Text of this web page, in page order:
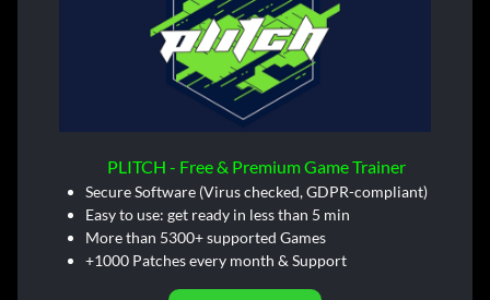
PLITCH - Free & Premium Game Trainer
Secure Software (Virus checked, GDPR-compliant)
Easy to use: get ready in less than 5 min
More than 5300+ supported Games
+1000 Patches every month & Support